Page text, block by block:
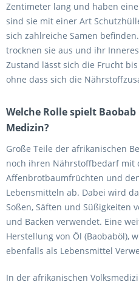
Zentimeter lang und haben
sind sie mit einer Art
sich zahlreiche Samen
trocknen sie aus und ihr
Zustand lässt sich die Frucht
ohne dass sich die
Welche Rolle spielt
Medizin?
Große Teile der afrikanischen
noch ihren Nährstoffbedarf mit
Affenbrotbaumfrüchten und
Lebensmitteln ab. Dabei wird
Soßen, Säften und Süßigkeiten
und Backen verwendet. Eine
Herstellung von Öl (Baobaböl),
ebenfalls als Lebensmittel
In der afrikanischen